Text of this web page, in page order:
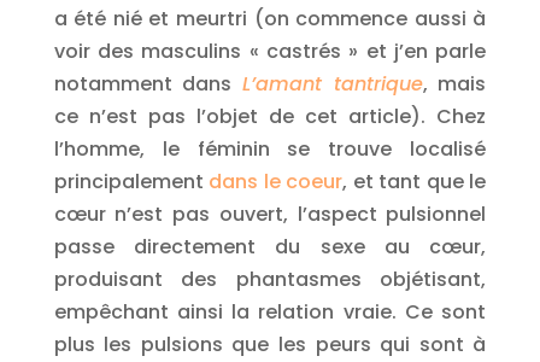
a été nié et meurtri (on commence aussi à
voir des masculins « castrés » et j’en parle
notamment dans L’amant tantrique, mais
ce n’est pas l’objet de cet article). Chez
l’homme, le féminin se trouve localisé
principalement dans le coeur, et tant que le
cœur n’est pas ouvert, l’aspect pulsionnel
passe directement du sexe au cœur,
produisant des phantasmes objétisant,
empêchant ainsi la relation vraie. Ce sont
plus les pulsions que les peurs qui sont à